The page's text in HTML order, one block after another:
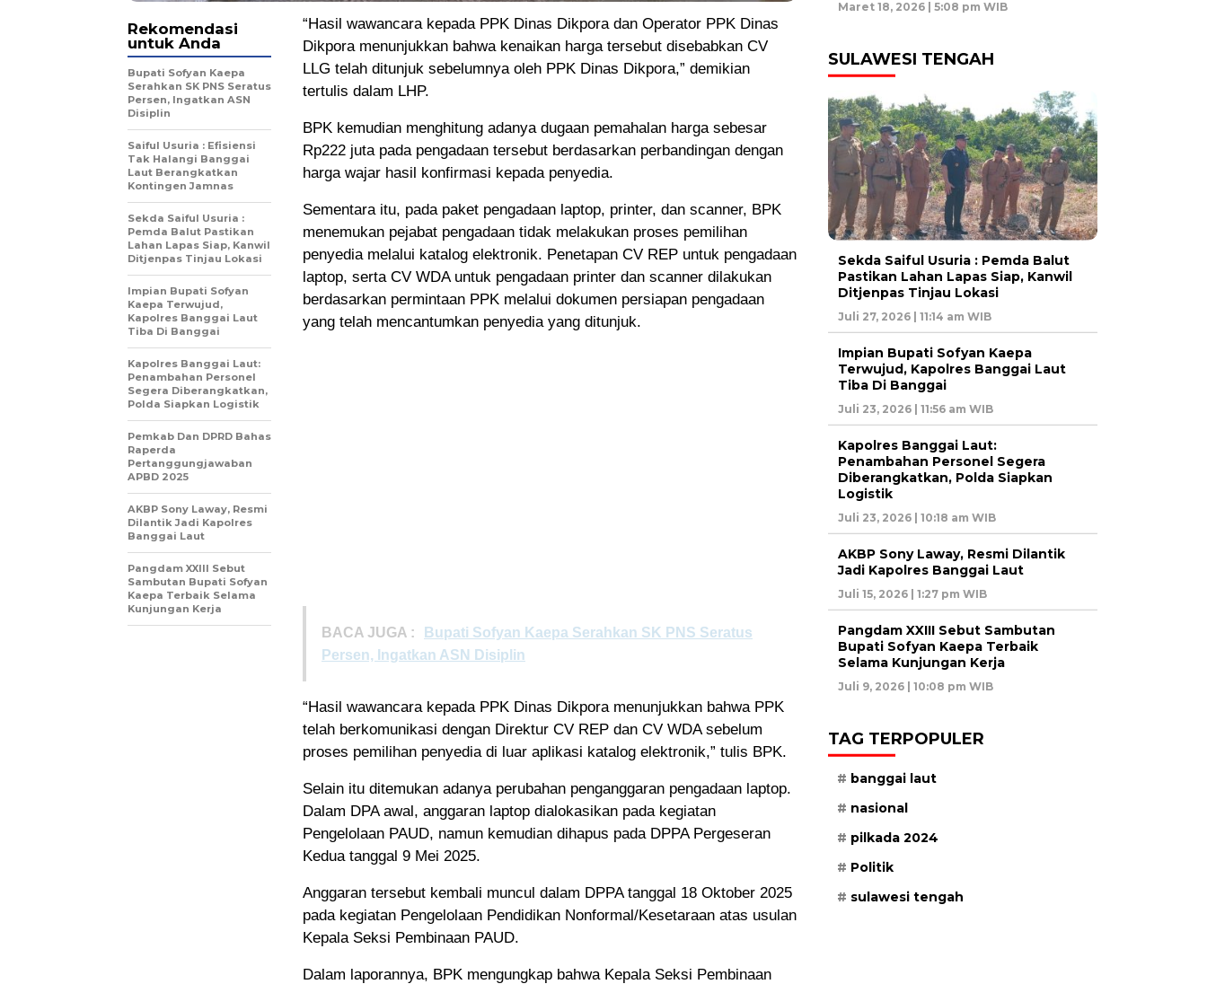
“Hasil wawancara kepada PPK Dinas Dikpora dan Operator PPK Dinas
Dikpora menunjukkan bahwa kenaikan harga tersebut disebabkan CV
LLG telah ditunjuk sebelumnya oleh PPK Dinas Dikpora,” demikian
tertulis dalam LHP.
BPK kemudian menghitung adanya dugaan pemahalan harga sebesar
Rp222 juta pada pengadaan tersebut berdasarkan perbandingan dengan
harga wajar hasil konfirmasi kepada penyedia.
Sementara itu, pada paket pengadaan laptop, printer, dan scanner, BPK
menemukan pejabat pengadaan tidak melakukan proses pemilihan
penyedia melalui katalog elektronik. Penetapan CV REP untuk pengadaan
laptop, serta CV WDA untuk pengadaan printer dan scanner dilakukan
berdasarkan permintaan PPK melalui dokumen persiapan pengadaan
yang telah mencantumkan penyedia yang ditunjuk.
BACA JUGA :
Bupati Sofyan Kaepa Serahkan SK PNS Seratus
Persen, Ingatkan ASN Disiplin
“Hasil wawancara kepada PPK Dinas Dikpora menunjukkan bahwa PPK
telah berkomunikasi dengan Direktur CV REP dan CV WDA sebelum
proses pemilihan penyedia di luar aplikasi katalog elektronik,” tulis BPK.
Selain itu ditemukan adanya perubahan penganggaran pengadaan laptop.
Dalam DPA awal, anggaran laptop dialokasikan pada kegiatan
Pengelolaan PAUD, namun kemudian dihapus pada DPPA Pergeseran
Kedua tanggal 9 Mei 2025.
Anggaran tersebut kembali muncul dalam DPPA tanggal 18 Oktober 2025
pada kegiatan Pengelolaan Pendidikan Nonformal/Kesetaraan atas usulan
Kepala Seksi Pembinaan PAUD.
Dalam laporannya, BPK mengungkap bahwa Kepala Seksi Pembinaan
Rekomendasi
untuk Anda
Bupati Sofyan Kaepa
Serahkan SK PNS Seratus
Persen, Ingatkan ASN
Disiplin
Saiful Usuria : Efisiensi
Tak Halangi Banggai
Laut Berangkatkan
Kontingen Jamnas
Sekda Saiful Usuria :
Pemda Balut Pastikan
Lahan Lapas Siap, Kanwil
Ditjenpas Tinjau Lokasi
Impian Bupati Sofyan
Kaepa Terwujud,
Kapolres Banggai Laut
Tiba Di Banggai
Kapolres Banggai Laut:
Penambahan Personel
Segera Diberangkatkan,
Polda Siapkan Logistik
Pemkab Dan DPRD Bahas
Raperda
Pertanggungjawaban
APBD 2025
AKBP Sony Laway, Resmi
Dilantik Jadi Kapolres
Banggai Laut
Pangdam XXIII Sebut
Sambutan Bupati Sofyan
Kaepa Terbaik Selama
Kunjungan Kerja
Maret 18, 2026 | 5:08 pm WIB
SULAWESI TENGAH
Sekda Saiful Usuria : Pemda Balut
Pastikan Lahan Lapas Siap, Kanwil
Ditjenpas Tinjau Lokasi
Juli 27, 2026 | 11:14 am WIB
Impian Bupati Sofyan Kaepa
Terwujud, Kapolres Banggai Laut
Tiba Di Banggai
Juli 23, 2026 | 11:56 am WIB
Kapolres Banggai Laut:
Penambahan Personel Segera
Diberangkatkan, Polda Siapkan
Logistik
Juli 23, 2026 | 10:18 am WIB
AKBP Sony Laway, Resmi Dilantik
Jadi Kapolres Banggai Laut
Juli 15, 2026 | 1:27 pm WIB
Pangdam XXIII Sebut Sambutan
Bupati Sofyan Kaepa Terbaik
Selama Kunjungan Kerja
Juli 9, 2026 | 10:08 pm WIB
TAG TERPOPULER
banggai laut
nasional
pilkada 2024
Politik
sulawesi tengah